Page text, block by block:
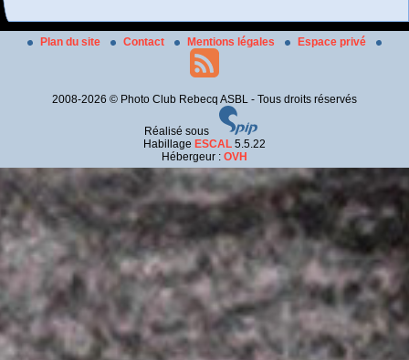
Plan du site Contact Mentions légales Espace privé
2008-2026 © Photo Club Rebecq ASBL - Tous droits réservés
Réalisé sous
Habillage ESCAL 5.5.22
Hébergeur : OVH